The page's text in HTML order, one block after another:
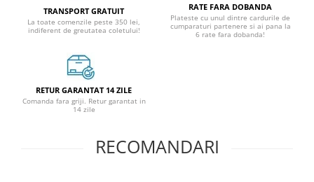
TRANSPORT GRATUIT
La toate comenzile peste 350 lei,
indiferent de greutatea coletului!
RATE FARA DOBANDA
Plateste cu unul dintre cardurile de
cumparaturi partenere si ai pana la
6 rate fara dobanda!
RETUR GARANTAT 14 ZILE
Comanda fara griji. Retur garantat in
14 zile
RECOMANDARI